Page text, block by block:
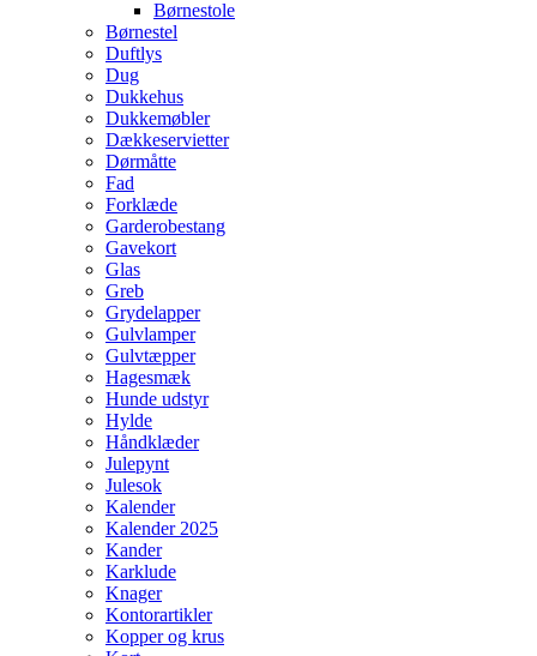
Børnestole
Børnestel
Duftlys
Dug
Dukkehus
Dukkemøbler
Dækkeservietter
Dørmåtte
Fad
Forklæde
Garderobestang
Gavekort
Glas
Greb
Grydelapper
Gulvlamper
Gulvtæpper
Hagesmæk
Hunde udstyr
Hylde
Håndklæder
Julepynt
Julesok
Kalender
Kalender 2025
Kander
Karklude
Knager
Kontorartikler
Kopper og krus